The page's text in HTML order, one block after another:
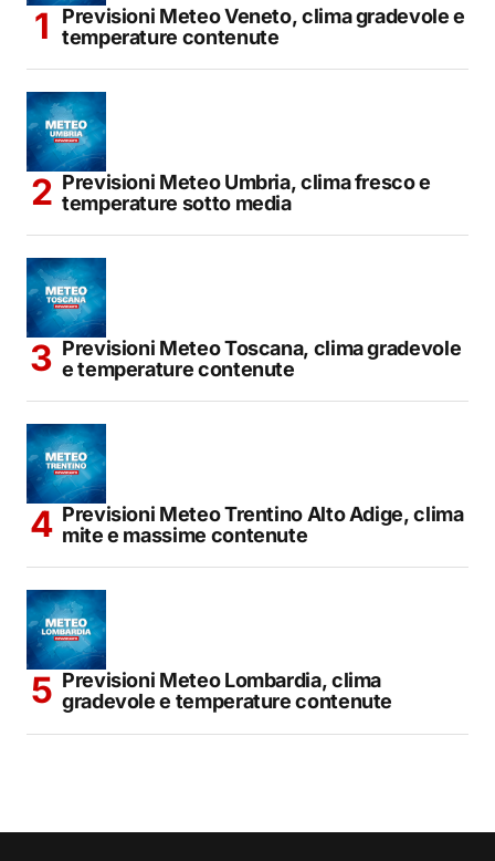
Previsioni Meteo Veneto, clima gradevole e
temperature contenute
Previsioni Meteo Umbria, clima fresco e
temperature sotto media
Previsioni Meteo Toscana, clima gradevole
e temperature contenute
Previsioni Meteo Trentino Alto Adige, clima
mite e massime contenute
Previsioni Meteo Lombardia, clima
gradevole e temperature contenute